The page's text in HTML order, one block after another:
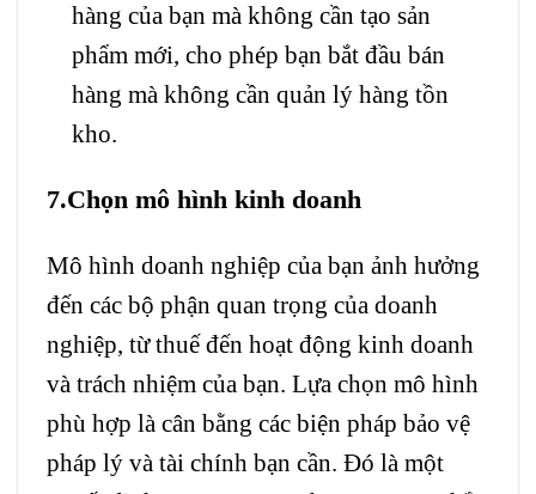
hàng của bạn mà không cần tạo sản
phẩm mới, cho phép bạn bắt đầu bán
hàng mà không cần quản lý hàng tồn
kho.
7.Chọn mô hình kinh doanh
Mô hình doanh nghiệp của bạn ảnh hưởng
đến các bộ phận quan trọng của doanh
nghiệp, từ thuế đến hoạt động kinh doanh
và trách nhiệm của bạn. Lựa chọn mô hình
phù hợp là cân bằng các biện pháp bảo vệ
pháp lý và tài chính bạn cần. Đó là một